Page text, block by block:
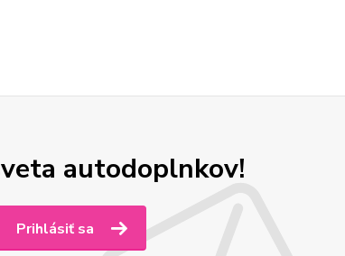
autodoplnkov!
Prihlásiť sa